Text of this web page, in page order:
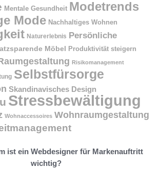
Mentale Gesundheit Modetrends
Mode Nachhaltiges Wohnen
Naturerlebnis Persönliche
Möbel Produktivität steigern
Risikomanagement
Selbstfürsorge
Skandinavisches Design
Stressbewältigung
Wohnaccessoires Wohnraumgestaltung
ist ein Webdesigner für Markenauftritt
wichtig?